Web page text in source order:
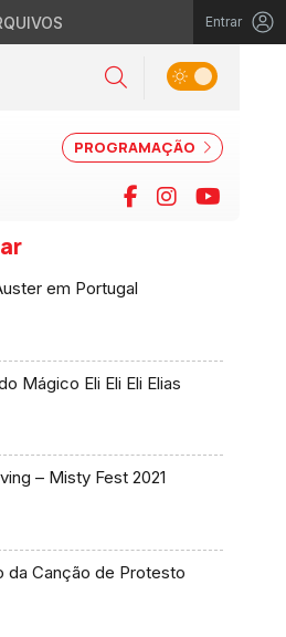
Entrar
Pesquisar
Alternar tema
PROGRAMAÇÃO
Facebook
Instagram
em Portugal
Mágico Eli Eli Eli Elias
– Misty Fest 2021
da Canção de Protesto